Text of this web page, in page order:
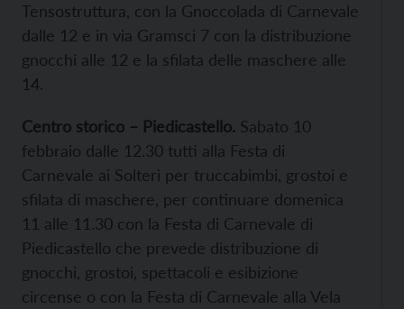
Tensostruttura, con la Gnoccolada di Carnevale
dalle 12 e in via Gramsci 7 con la distribuzione
gnocchi alle 12 e la sfilata delle maschere alle
14.
Centro storico – Piedicastello. Sabato 10
febbraio dalle 12.30 tutti alla Festa di
Carnevale ai Solteri per truccabimbi, grostoi e
sfilata di maschere, per continuare domenica
11 alle 11.30 con la Festa di Carnevale di
Piedicastello che prevede distribuzione di
gnocchi, grostoi, spettacoli e esibizione
circense o con la Festa di Carnevale alla Vela